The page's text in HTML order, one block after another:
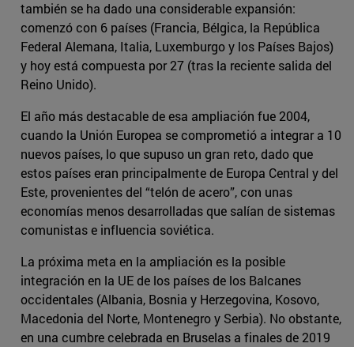
también se ha dado una considerable expansión:
comenzó con 6 países (Francia, Bélgica, la República
Federal Alemana, Italia, Luxemburgo y los Países Bajos)
y hoy está compuesta por 27 (tras la reciente salida del
Reino Unido).
El año más destacable de esa ampliación fue 2004,
cuando la Unión Europea se comprometió a integrar a 10
nuevos países, lo que supuso un gran reto, dado que
estos países eran principalmente de Europa Central y del
Este, provenientes del “telón de acero”, con unas
economías menos desarrolladas que salían de sistemas
comunistas e influencia soviética.
La próxima meta en la ampliación es la posible
integración en la UE de los países de los Balcanes
occidentales (Albania, Bosnia y Herzegovina, Kosovo,
Macedonia del Norte, Montenegro y Serbia). No obstante,
en una cumbre celebrada en Bruselas a finales de 2019